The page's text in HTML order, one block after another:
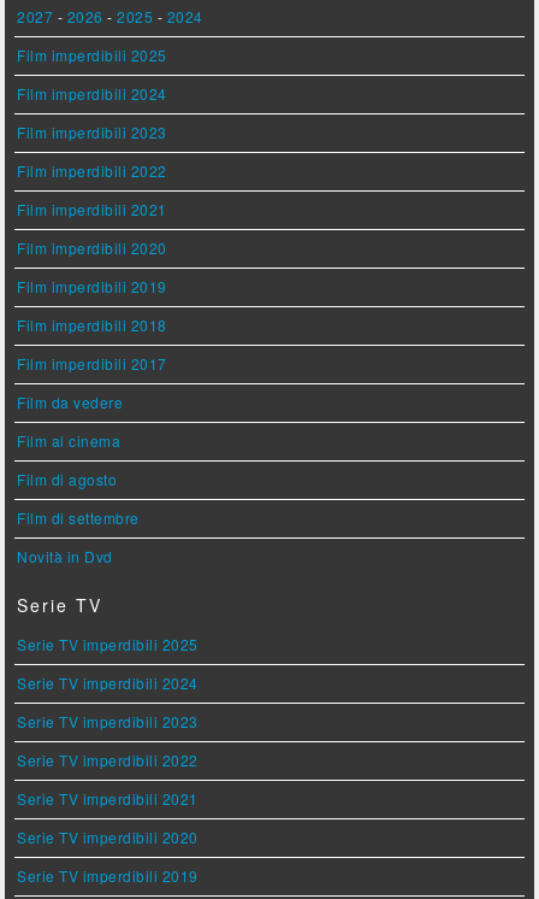
2027 - 2026 -2025 - 2024
Film imperdibili 2025
Film imperdibili 2024
Film imperdibili 2023
Film imperdibili 2022
Film imperdibili 2021
Film imperdibili 2020
Film imperdibili 2019
Film imperdibili 2018
Film imperdibili 2017
Film da vedere
Film al cinema
Film di agosto
Film di settembre
Novità in Dvd
Serie TV
Serie TV imperdibili 2025
Serie TV imperdibili 2024
Serie TV imperdibili 2023
Serie TV imperdibili 2022
Serie TV imperdibili 2021
Serie TV imperdibili 2020
Serie TV imperdibili 2019